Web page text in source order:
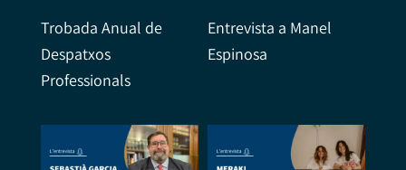
Trobada Anual de
Despatxos
Professionals
Entrevista a Manel
Espinosa